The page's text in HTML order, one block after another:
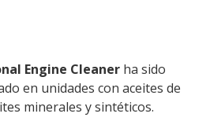
Engine Cleaner ha sido
en unidades con aceites de
minerales y sintéticos.